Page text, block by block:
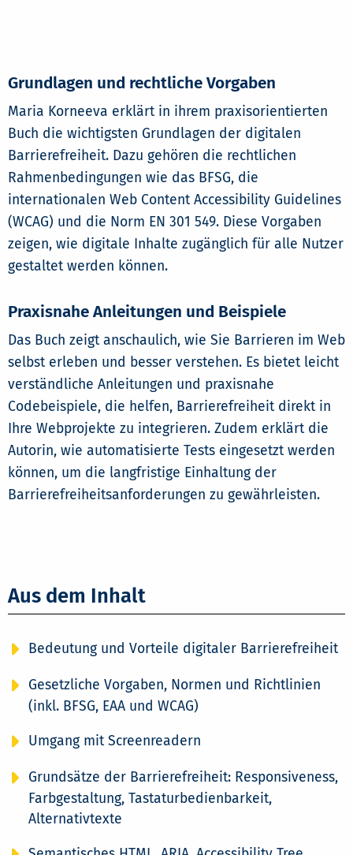
Grundlagen und rechtliche Vorgaben
Maria Korneeva erklärt in ihrem praxisorientierten
Buch die wichtigsten Grundlagen der digitalen
Barrierefreiheit. Dazu gehören die rechtlichen
Rahmenbedingungen wie das BFSG, die
internationalen Web Content Accessibility Guidelines
(WCAG) und die Norm EN 301 549. Diese Vorgaben
zeigen, wie digitale Inhalte zugänglich für alle Nutzer
gestaltet werden können.
Praxisnahe Anleitungen und Beispiele
Das Buch zeigt anschaulich, wie Sie Barrieren im Web
selbst erleben und besser verstehen. Es bietet leicht
verständliche Anleitungen und praxisnahe
Codebeispiele, die helfen, Barrierefreiheit direkt in
Ihre Webprojekte zu integrieren. Zudem erklärt die
Autorin, wie automatisierte Tests eingesetzt werden
können, um die langfristige Einhaltung der
Barrierefreiheitsanforderungen zu gewährleisten.
Aus dem Inhalt
Bedeutung und Vorteile digitaler Barrierefreiheit
Gesetzliche Vorgaben, Normen und Richtlinien
(inkl. BFSG, EAA und WCAG)
Umgang mit Screenreadern
Grundsätze der Barrierefreiheit: Responsiveness,
Farbgestaltung, Tastaturbedienbarkeit,
Alternativtexte